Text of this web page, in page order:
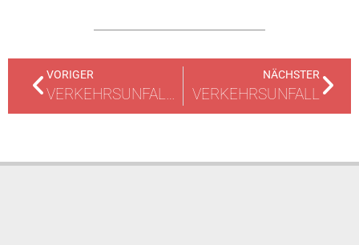
VORIGER
VERKEHRSUNFALL MIT EINGEKLEMMTER PERSON
NÄCHSTER
VERKEHRSUNFALL